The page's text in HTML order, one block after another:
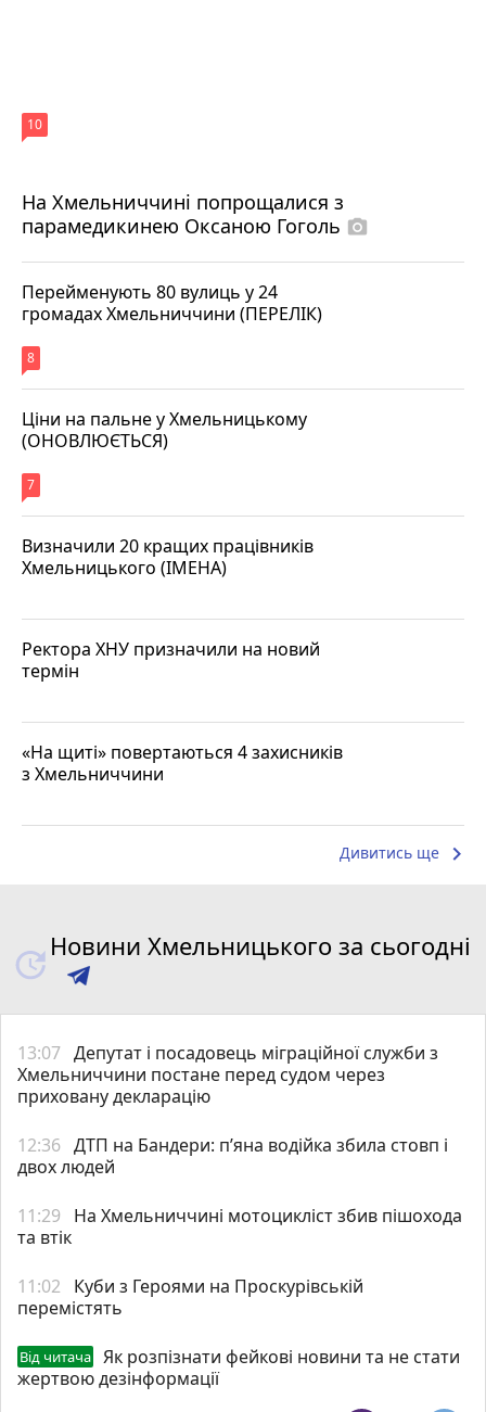
На Хмельниччині попрощалися з
парамедикинею Оксаною Гоголь photo_camera
10
Перейменують 80 вулиць у 24
громадах Хмельниччини (ПЕРЕЛІК)
8
Ціни на пальне у Хмельницькому
(ОНОВЛЮЄТЬСЯ)
7
Визначили 20 кращих працівників
Хмельницького (ІМЕНА)
Ректора ХНУ призначили на новий
термін
«На щиті» повертаються 4 захисників
з Хмельниччини
Дивитись ще keyboard_arrow_right
Новини Хмельницького за сьогодні
13:07 Депутат і посадовець міграційної служби з
Хмельниччини постане перед судом через
приховану декларацію
12:36 ДТП на Бандери: пʼяна водійка збила стовп і
двох людей
11:29
На Хмельниччині мотоцикліст збив пішохода
та втік
11:02
Куби з Героями на Проскурівській
перемістять
Від читача
Як розпізнати фейкові новини та не стати
жертвою дезінформації